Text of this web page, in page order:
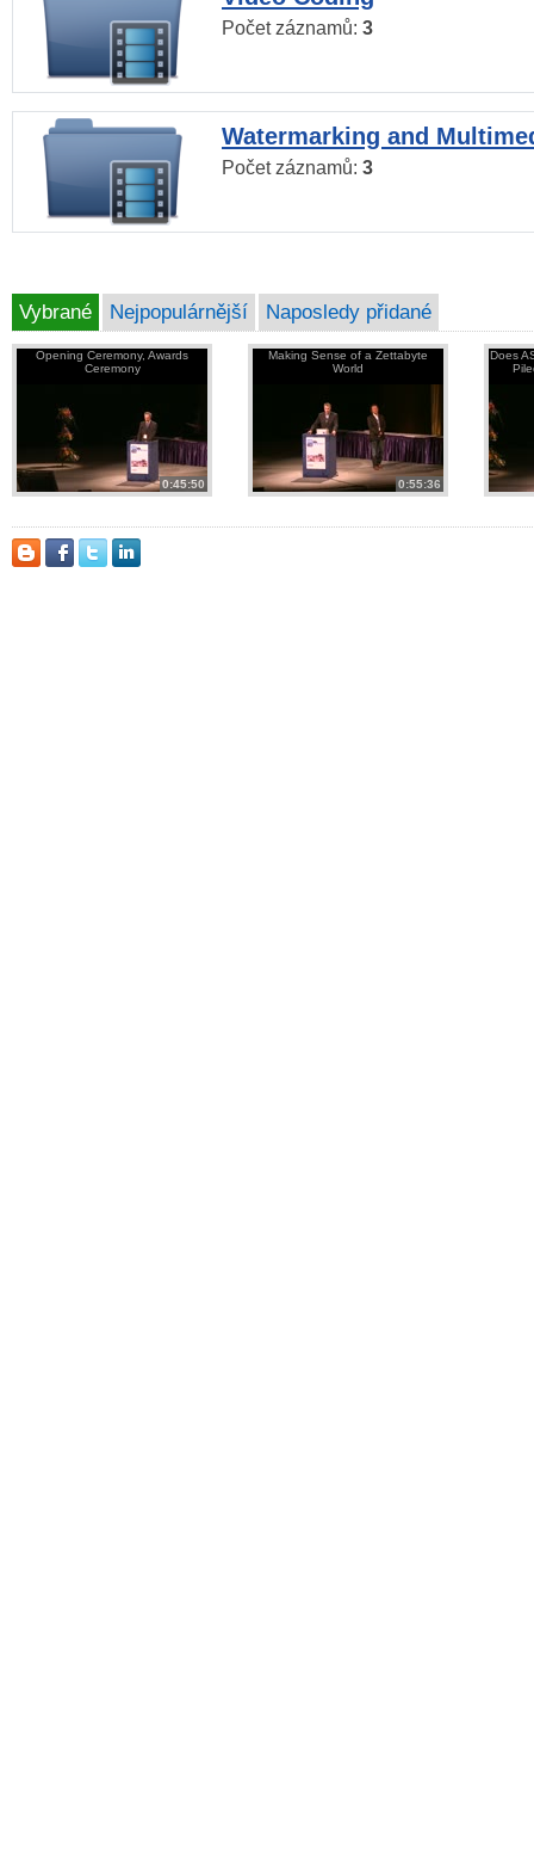
Počet záznamů: 3
Watermarking and
Počet záznamů: 3
Vybrané Nejpopulárnější Naposledy přidané
Opening Ceremony, Awards
Ceremony
0:45:50
Making Sense of a Zettabyte
World
0:55:36
Does